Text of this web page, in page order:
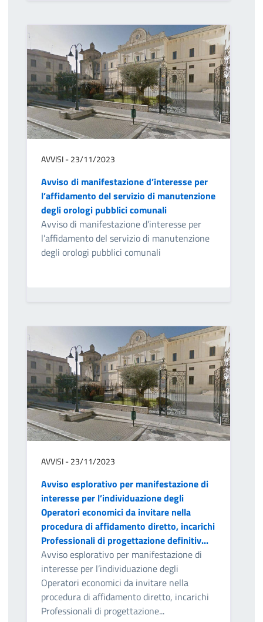
AVVISI - 23/11/2023
Avviso di manifestazione d’interesse per
l’affidamento del servizio di manutenzione
degli orologi pubblici comunali
Avviso di manifestazione d’interesse per
l’affidamento del servizio di manutenzione
degli orologi pubblici comunali
AVVISI - 23/11/2023
Avviso esplorativo per manifestazione di
interesse per l’individuazione degli
Operatori economici da invitare nella
procedura di affidamento diretto, incarichi
Professionali di progettazione definitiv...
Avviso esplorativo per manifestazione di
interesse per l’individuazione degli
Operatori economici da invitare nella
procedura di affidamento diretto, incarichi
Professionali di progettazione...